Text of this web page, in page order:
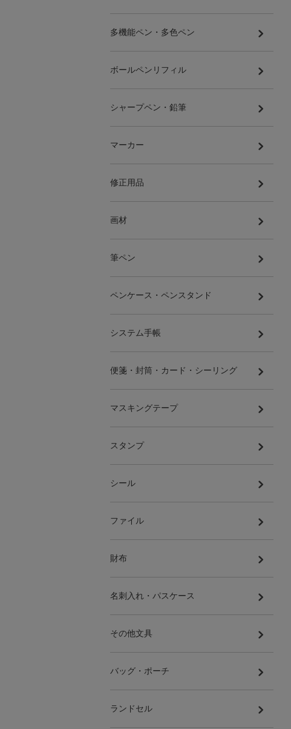
多機能ペン・多色ペン
ボールペンリフィル
シャープペン・鉛筆
マーカー
修正用品
画材
筆ペン
ペンケース・ペンスタンド
システム手帳
便箋・封筒・カード・シーリング
マスキングテープ
スタンプ
シール
ファイル
財布
名刺入れ・パスケース
その他文具
バッグ・ポーチ
ランドセル